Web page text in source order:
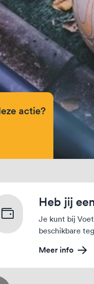
actie?
Heb jij
Je kunt bij
beschikbare
Meer info